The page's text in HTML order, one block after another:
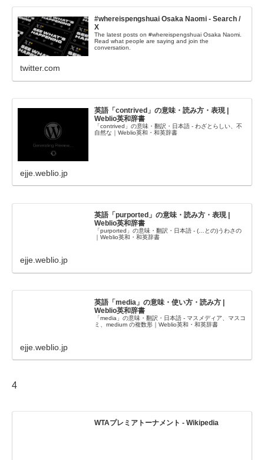
#whereispengshuai Osaka Naomi - Search /
X
The latest posts on #whereispengshuai Osaka Naomi.
Read what people are saying and join the
conversation.
twitter.com
英語「contrived」の意味・読み方・表現 |
Weblio英和辞書
「contrived」の意味・翻訳・日本語 - わざとらしい、不
自然な｜Weblio英和・和英辞書
ejje.weblio.jp
英語「purported」の意味・読み方・表現 |
Weblio英和辞書
「purported」の意味・翻訳・日本語 - (…との)うわさの
｜Weblio英和・和英辞書
ejje.weblio.jp
英語「media」の意味・使い方・読み方 |
Weblio英和辞書
「media」の意味・翻訳・日本語 - マスメディア、マスコ
ミ、medium の複数形｜Weblio英和・和英辞書
ejje.weblio.jp
4
WTAプレミアトーナメント - Wikipedia